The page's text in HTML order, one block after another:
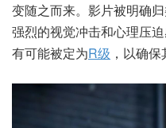
变随之而来。影片被明确
强烈的视觉冲击和心理压
有可能被定为R级 ，以确